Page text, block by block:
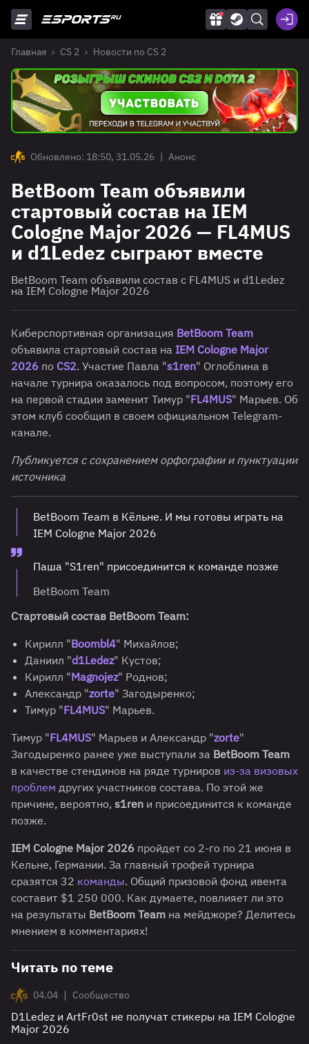
Главная CS 2 Новости по CS 2
Обновлено: 18:50, 31.05.26 | Анонс
BetBoom Team объявили
стартовый состав на IEM
Cologne Major 2026 — FL4MUS
и d1Ledez сыграют вместе
BetBoom Team объявили состав с FL4MUS и d1Ledez
на IEM Cologne Major 2026
Киберспортивная организация BetBoom Team
объявила стартовый состав на IEM Cologne Major
2026 по CS2. Участие Павла "s1ren" Оглоблина в
начале турнира оказалось под вопросом, поэтому его
на первой стадии заменит Тимур "FL4MUS" Марьев. Об
этом клуб сообщил в своем официальном Telegram-
канале.
Публикуется с сохранением орфографии и пунктуации
источника
BetBoom Team в Кёльне. И мы готовы играть на
IEM Cologne Major 2026
Паша "S1ren" присоединится к команде позже
BetBoom Team
Стартовый состав BetBoom Team:
Кирилл "Boombl4" Михайлов;
Даниил "d1Ledez" Кустов;
Кирилл "Magnojez" Роднов;
Александр "zorte" Загодыренко;
Тимур "FL4MUS" Марьев.
Тимур "FL4MUS" Марьев и Александр "zorte"
Загодыренко ранее уже выступали за BetBoom Team
в качестве стендинов на ряде турниров из-за визовых
проблем других участников состава. По этой же
причине, вероятно, s1ren и присоединится к команде
позже.
IEM Cologne Major 2026 пройдет со 2-го по 21 июня в
Кельне, Германии. За главный трофей турнира
сразятся 32 команды. Общий призовой фонд ивента
составит $1 250 000. Как думаете, повлияет ли это
на результаты BetBoom Team на мейджоре? Делитесь
мнением в комментариях!
Читать по теме
04.04 | Сообщество
D1Ledez и ArtFr0st не получат стикеры на IEM Cologne
Major 2026